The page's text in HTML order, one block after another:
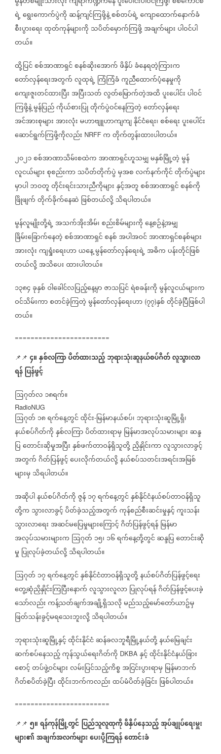
ရဲ့ရွေးကောက်ပွဲကိုဆန့်ကျင်ကြဖို့နဲ့စစ်တပ်ရဲ့ကျောထောက်နောက်ခံ
စီးပွားရေးထုတ်ကုန်များကို သပိတ်မှောက်ကြဖို့အချက်များပါဝင်ပါ
တယ်။
ထို့ပြင်စစ်အာဏာရှင်စနစ်ဆိုးအောက်ဖိနှိပ်ခံနေရတဲ့ကြားက
တော်လှန်ရေးအတွက်လူထုရဲ့ကြံကြံခံကူညီထောက်ပံ့နေမှုကို
ကျေးဇူးတင်ထားပြီးအပြီးသတ်လွတ်မြောက်တဲ့အထိပူးပေါင်းပါဝင်
ကြဖို့နဲ့မွန်ပြည်ကိုယ်စားပြုတိုက်ပွဲဝင်နေကြတဲ့တော်လှန်ရေး
အင်အားစုများအားလုံးမဟာဗျူဟာကျကျနိုင်ငံရေး၊စစ်ရေးပူးပေါင်း
ဆောင်ရွက်ကြဖို့ကိုလည်း NRFF ကတိုက်တွန်းထားပါတယ်။
၂၀၂၁စစ်အာဏာသိမ်းစထဲကအာဏာရှင်ဟူသမျှမနှစ်မြို့တဲ့မွန်
လူငယ်များစုစည်းကာသပိတ်တိုက်ပွဲမှအစလက်နက်ကိုင်တိုက်ပွဲများ
မှာပါဘဝတူတိုင်းရင်းသားညီကိုများနှင့်အတူစစ်အာဏာရှင်စနစ်ကို
ဖြိုဖျက်တိုက်ခိုက်နေဆဲ ဖြစ်တယ်လို့သိရပါတယ်။
မွန်လူမျိုးတို့ရဲ့အသက်အိုးအိမ်၊စည်းစိမ်များကိုနေ့စဉ်နဲ့အမျှ
ခြိမ်းခြောက်နေတဲ့စစ်အာဏာရှင်စနစ်အပါအဝင်အာဏာရှင်စနစ်များ
အားလုံးကျရှုံးရေးဟာယနေ့မွန်တော်လှန်ရေးရဲ့အဓိကပန်းတိုင်ဖြစ်
တယ်လို့အသိပေးထားပါတယ်။
၁၃၈၄ခုနှစ်ဝါခေါင်လပြည့်နေ့မှာဇာသပြင်ရဲစခန်းကိုမွန်လူငယ်များက
ဝင်သိမ်းကာစတင်ခဲ့ကြတဲ့မွန်တော်လှန်ရေးဟာ (၇၇)နှစ်တိုင်ခဲ့ပြီဖြစ်ပါ
တယ်။
========================
📌📌 ၄။နှစ်လကြာပိတ်ထားသည့်ဘုရားသုံးဆူနယ်စပ်ဂိတ်လူသွားလာ
ရန်ပြန်ဖွင့်
ဩဂုတ်လ ၁၈ရက်။
RadioNUG
ဩဂုတ် ၁၈ရက်နေ့တွင်ထိုင်း-မြန်မာနယ်စပ်၊ ဘုရားသုံးဆူမြို့ရှိ၊
နယ်စပ်ဂိတ်ကိုနှစ်လကြာပိတ်ထားရာမှ မြန်မာအလုပ်သမားများဆန္ဒ
ပြတောင်းဆိုမှုအပြီးနှစ်ဖက်တာဝန်ရှိသူတို့ညှိနှိုင်းကာလူသွားလာခွင့်
အတွက်ဂိတ်ပြန်ဖွင့်ပေးလိုက်တယ်လို့နယ်စပ်သတင်းအရင်းအမြစ်
များမှ သိရပါတယ်။
အဆိုပါနယ်စပ်ဂိတ်ကိုဇွန်၁၇ရက်နေ့တွင်နှစ်နိုင်ငံနယ်စပ်တာဝန်ရှိသူ
တို့က သွားလာခွင့်ပိတ်ခဲ့သည့်အတွက်ကုန်စည်စီးဆင်းမှုနှင့်ကူးသန်း
သွားလာရေးအဆင်မပြေမှုများကြောင့်ဂိတ်ပြန်ဖွင့်ရန်မြန်မာ
အလုပ်သမားများက ဩဂုတ် ၁၅၊ ၁၆ရက်နေ့တို့တွင်ဆန္ဒပြတောင်းဆို
မှု ပြုလုပ်ခဲ့တယ်လို့သိရပါတယ်။
ဩဂုတ် ၁၇ရက်နေ့တွင်နှစ်နိုင်ငံတာဝန်ရှိသူတို့နယ်စပ်ဂိတ်ပြန်ဖွင့်ရေး
တွေ့ဆုံညှိနှိုင်းကြပြီးနောက်လူသွားလူလာပြုလုပ်ရန်ဂိတ်ပြန်ဖွင့်ပေးခဲ့
သော်လည်းကန့်သတ်ချက်အချို့ရှိသလိုမည်သည့်မော်တော်ယာဥ်မှ
ဖြတ်သန်းခွင့်မရသေးဘူးလို့သိရပါတယ်။
ဘုရားသုံးဆူမြို့နှင့်ထိုင်းနိုင်ငံဆန်ခလဘူရီမြို့နယ်တို့နယ်မြေချင်း
ဆက်စပ်နေသည့်ကုန်သွယ်ရေးဂိတ်ကို DKBA နှင့်ထိုင်းနိုင်ငံနယ်ခြား
စောင့်တပ်ဖွဲ့ဝင်များလမ်းပြင်သည့်ကိစ္စအငြင်းပွားရာမှ မြန်မာဘက်
ဂိတ်စပိတ်ခဲ့ပြီးထိုင်းဘက်ကလည်းထပ်မံပိတ်ခဲ့ခြင်း ဖြစ်ပါတယ်။
========================
📌📌 ၅။ရန်ကုန်မြို့တွင် ပြည်သူလူထုကိုဖိနှိပ်နေသည့်အုပ်ချုပ်ရေးမှူး
များ၏အချက်အလက်များပေးပို့ကြရန်တောင်းခံ